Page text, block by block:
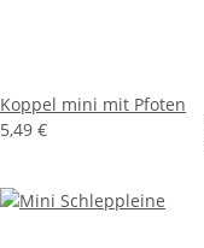
Koppel mini mit Pfoten
5,49 €